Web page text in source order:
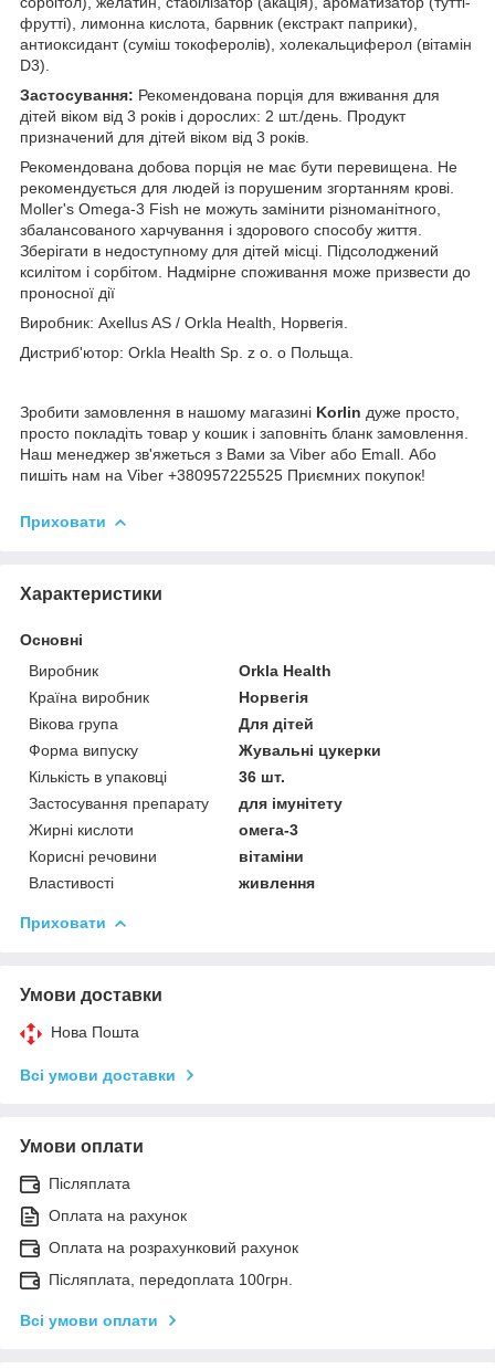
фрутті), лимонна кислота, барвник (екстракт паприки),
антиоксидант (суміш токоферолів), холекальциферол (вітамін
D3).
Застосування: Рекомендована порція для вживання для
дітей віком від 3 років і дорослих: 2 шт./день. Продукт
призначений для дітей віком від 3 років.
Рекомендована добова порція не має бути перевищена. Не
рекомендується для людей із порушеним згортанням крові.
Moller's Omega-3 Fish не можуть замінити різноманітного,
збалансованого харчування і здорового способу життя.
Зберігати в недоступному для дітей місці. Підсолоджений
ксилітом і сорбітом. Надмірне споживання може призвести до
проносної дії
Виробник: Axellus AS / Orkla Health, Норвегія.
Дистриб'ютор: Orkla Health Sp. z o. o Польща.
Зробити замовлення в нашому магазині Korlin дуже просто,
просто покладіть товар у кошик і заповніть бланк замовлення.
Наш менеджер зв'яжеться з Вами за Viber або Emall. Або
пишіть нам на Viber +380957225525 Приємних покупок!
Приховати
Характеристики
Основні
Виробник
Orkla Health
Країна виробник
Норвегія
Вікова група
Для дітей
Форма випуску
Жувальні цукерки
Кількість в упаковці
36 шт.
Застосування препарату
для імунітету
Жирні кислоти
омега-3
Корисні речовини
вітаміни
Властивості
живлення
Приховати
Умови доставки
Нова Пошта
Всі умови доставки
Умови оплати
Післяплата
Оплата на рахунок
Оплата на розрахунковий рахунок
Післяплата, передоплата 100грн.
Всі умови оплати